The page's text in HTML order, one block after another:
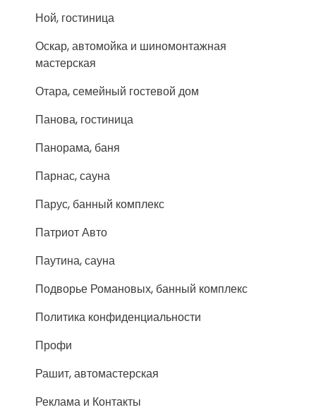
Ной, гостиница
Оскар, автомойка и шиномонтажная
мастерская
Отара, семейный гостевой дом
Панова, гостиница
Панорама, баня
Парнас, сауна
Парус, банный комплекс
Патриот Авто
Паутина, сауна
Подворье Романовых, банный комплекс
Политика конфиденциальности
Профи
Рашит, автомастерская
Реклама и Контакты